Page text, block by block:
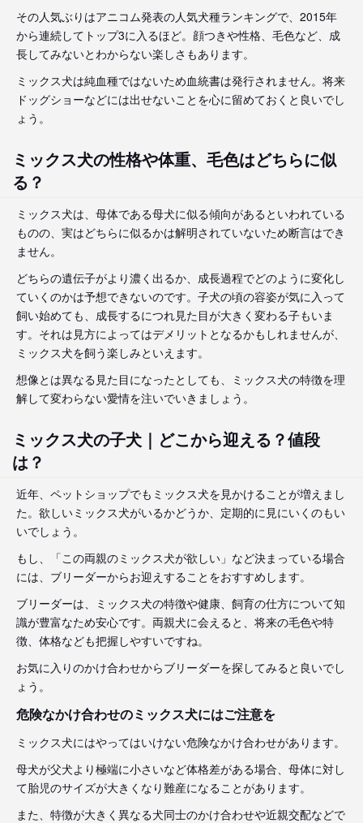
その人気ぶりはアニコム発表の人気犬種ランキングで、2015年
から連続してトップ3に入るほど。顔つきや性格、毛色など、成
長してみないとわからない楽しさもあります。
ミックス犬は純血種ではないため血統書は発行されません。将来
ドッグショーなどには出せないことを心に留めておくと良いでし
ょう。
ミックス犬の性格や体重、毛色はどちらに似
る？
ミックス犬は、母体である母犬に似る傾向があるといわれている
ものの、実はどちらに似るかは解明されていないため断言はでき
ません。
どちらの遺伝子がより濃く出るか、成長過程でどのように変化し
ていくのかは予想できないのです。子犬の頃の容姿が気に入って
飼い始めても、成長するにつれ見た目が大きく変わる子もいま
す。それは見方によってはデメリットとなるかもしれませんが、
ミックス犬を飼う楽しみといえます。
想像とは異なる見た目になったとしても、ミックス犬の特徴を理
解して変わらない愛情を注いでいきましょう。
ミックス犬の子犬｜どこから迎える？値段
は？
近年、ペットショップでもミックス犬を見かけることが増えまし
た。欲しいミックス犬がいるかどうか、定期的に見にいくのもい
いでしょう。
もし、「この両親のミックス犬が欲しい」など決まっている場合
には、ブリーダーからお迎えすることをおすすめします。
ブリーダーは、ミックス犬の特徴や健康、飼育の仕方について知
識が豊富なため安心です。両親犬に会えると、将来の毛色や特
徴、体格なども把握しやすいですね。
お気に入りのかけ合わせからブリーダーを探してみると良いでし
ょう。
危険なかけ合わせのミックス犬にはご注意を
ミックス犬にはやってはいけない危険なかけ合わせがあります。
母犬が父犬より極端に小さいなど体格差がある場合、母体に対し
て胎児のサイズが大きくなり難産になることがあります。
また、特徴が大きく異なる犬同士のかけ合わせや近親交配などで